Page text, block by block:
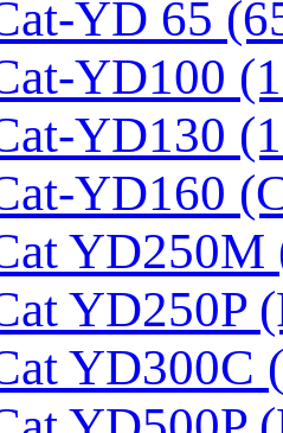
YD 65
YD100
YD130
YD160
YD250M
YD250P
YD300C